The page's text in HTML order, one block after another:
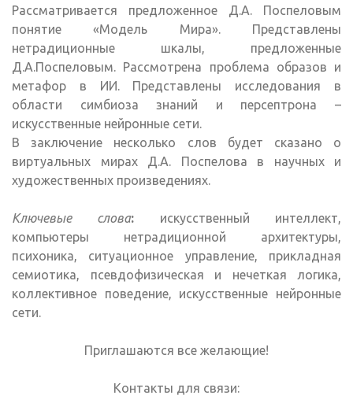
Рассматривается предложенное Д.А. Поспеловым
понятие «Модель Мира». Представлены
нетрадиционные шкалы, предложенные
Д.А.Поспеловым. Рассмотрена проблема образов и
метафор в ИИ. Представлены исследования в
области симбиоза знаний и персептрона –
искусственные нейронные сети.
В заключение несколько слов будет сказано о
виртуальных мирах Д.А. Поспелова в научных и
художественных произведениях.
Ключевые слова: искусственный интеллект,
компьютеры нетрадиционной архитектуры,
психоника, ситуационное управление, прикладная
семиотика, псевдофизическая и нечеткая логика,
коллективное поведение, искусственные нейронные
сети.
Приглашаются все желающие!
Контакты для связи: